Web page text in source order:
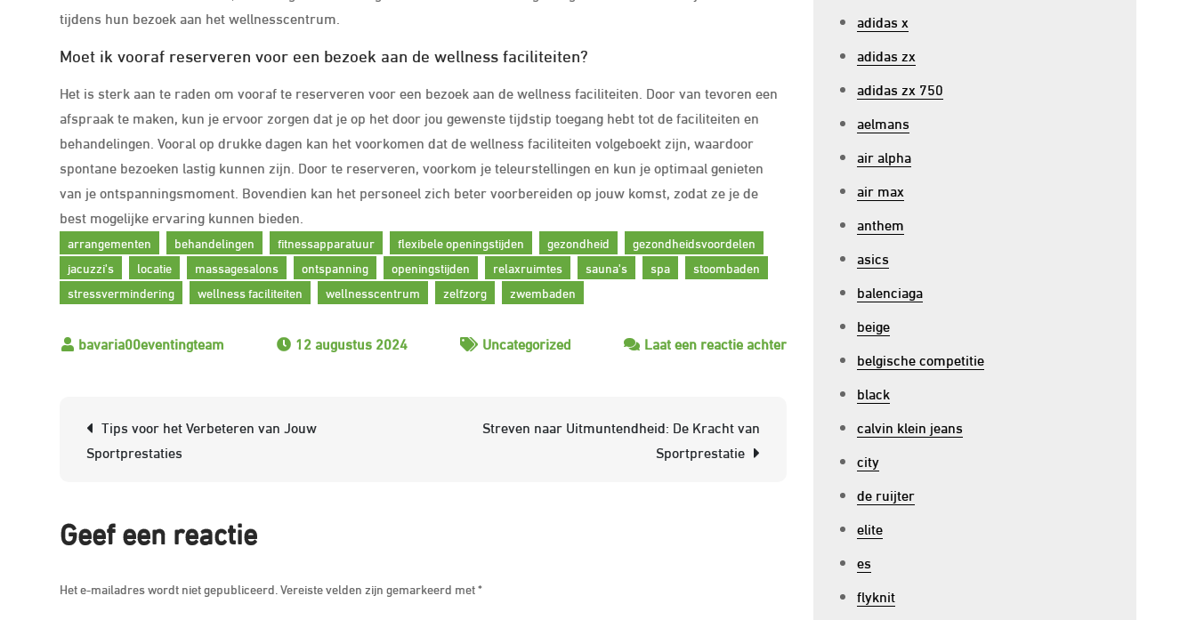
tijdens hun bezoek aan het wellnesscentrum.
Moet ik vooraf reserveren voor een bezoek aan de wellness faciliteiten?
Het is sterk aan te raden om vooraf te reserveren voor een bezoek aan de wellness faciliteiten. Door van tevoren een
afspraak te maken, kun je ervoor zorgen dat je op het door jou gewenste tijdstip toegang hebt tot de faciliteiten en
behandelingen. Vooral op drukke dagen kan het voorkomen dat de wellness faciliteiten volgeboekt zijn, waardoor
spontane bezoeken lastig kunnen zijn. Door te reserveren, voorkom je teleurstellingen en kun je optimaal genieten
van je ontspanningsmoment. Bovendien kan het personeel zich beter voorbereiden op jouw komst, zodat ze je de
best mogelijke ervaring kunnen bieden.
arrangementen behandelingen fitnessapparatuur flexibele openingstijden gezondheid
gezondheidsvoordelen
jacuzzi's
locatie massagesalons ontspanning openingstijden relaxruimtes sauna's spa
stoombaden
stressvermindering
wellness faciliteiten wellnesscentrum zelfzorg zwembaden
12 augustus 2024 Uncategorized Laat een reactie achterop
Ontspannen
Voordelen
Berichtnavigatie
Tips voor het Verbeteren van Jouw
Sportprestaties
Streven naar Uitmuntendheid: De Kracht van
Sportprestatie
Geef een reactie
Het e-mailadres wordt niet gepubliceerd. Vereiste velden zijn gemarkeerd met*
adidas x
adidas zx
adidas zx 750
aelmans
air alpha
air max
anthem
asics
balenciaga
beige
belgische competitie
black
calvin klein jeans
city
de ruijter
elite
es
flyknit